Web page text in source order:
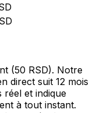
(50 RSD). Notre
direct suit 12 mois
réel et indique
à tout instant.